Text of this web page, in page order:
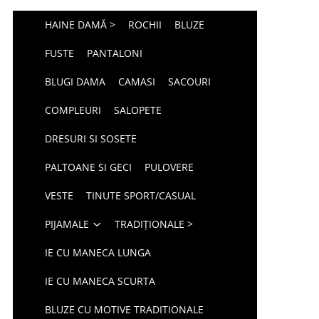
HAINE DAMĂ > ROCHII BLUZE
FUSTE PANTALONI
BLUGI DAMA CAMASI SACOURI
COMPLEURI SALOPETE
DRESURI SI SOSETE
PALTOANE SI GECI PULOVERE
VESTE TINUTE SPORT/CASUAL
PIJAMALE TRADIȚIONALE >
IE CU MANECA LUNGA
IE CU MANECA SCURTA
BLUZE CU MOTIVE TRADITIONALE